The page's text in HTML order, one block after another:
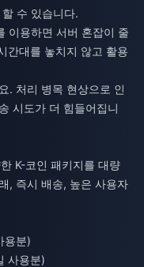
수 있습니다.
이용하면 서버 혼잡이 줄
간대를 놓치지 않고 활용
. 처리 병목 현상으로 인
시도가 더 힘들어집니
K-코인 패키지를 대량
, 즉시 배송, 높은 사용자
용분)
사용분)